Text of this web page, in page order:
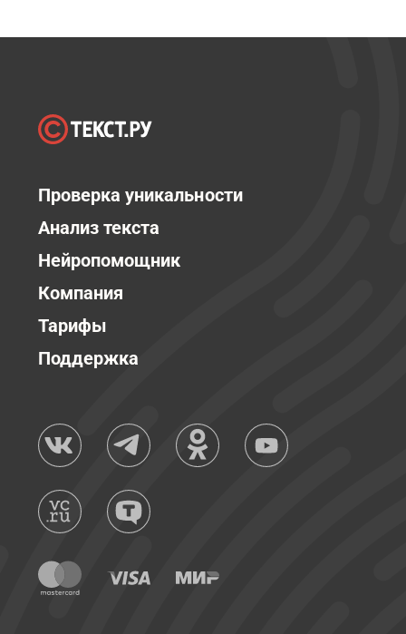
Проверка уникальности
Анализ текста
Нейропомощник
Компания
Тарифы
Поддержка